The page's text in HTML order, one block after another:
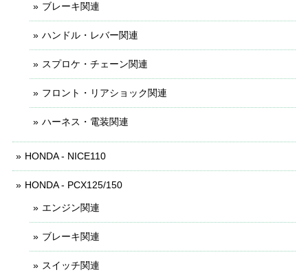
ブレーキ関連
ハンドル・レバー関連
スプロケ・チェーン関連
フロント・リアショック関連
ハーネス・電装関連
HONDA - NICE110
HONDA - PCX125/150
エンジン関連
ブレーキ関連
スイッチ関連